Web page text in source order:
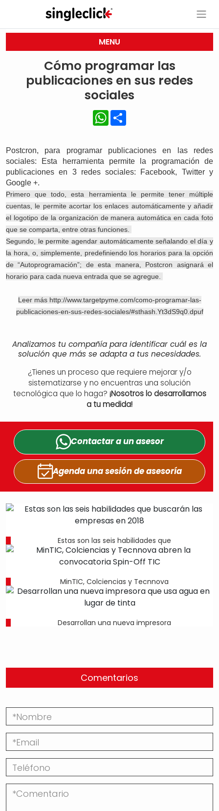
MENU
Cómo programar las
publicaciones en sus redes
sociales
WhatsApp
Postcron, para programar publicaciones en las redes
sociales: Esta herramienta permite la programación de
publicaciones en 3 redes sociales: Facebook, Twitter y
Google +.
Primero que todo, esta herramienta le permite tener múltiple
cuentas, le permite acortar los enlaces automáticamente y añadir
el logotipo de la organización de manera automática en cada foto
que se comparta, entre otras funciones.
Segundo, le permite agendar automáticamente señalando el día y
la hora, o, simplemente, predefiniendo los horarios para la opción
de “Autoprogramación”; de esta manera, Postcron asignará el
horario para cada nueva entrada que se agregue.
Leer más http://www.targetpyme.com/como-programar-las-
publicaciones-en-sus-redes-sociales/#sthash.Yt3dS9q0.dpuf
Analizamos tu compañía para identificar cuál es la
solución que más se adapta a tus necesidades.
¿Tienes un proceso que requiere mejorar y/o
sistematizarse y no encuentras una solución
tecnológica que lo haga? ¡Nosotros lo desarrollamos
a tu medida!
Contactar a unasesor
Agenda una sesiónde asesoría
Estas son las seis habilidades que
MinTIC, Colciencias y Tecnnova
Desarrollan una nueva impresora
Comentarios